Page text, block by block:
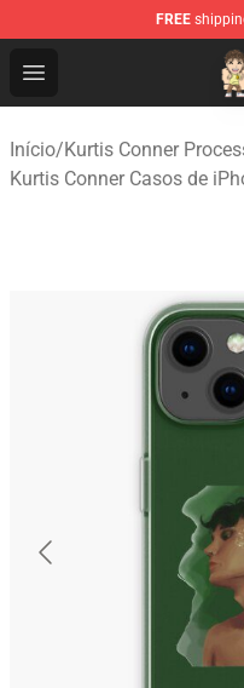
FREE
Open menu
Kurtis Conner Store
Início/Kurtis Conner
Kurtis Conner Casos de